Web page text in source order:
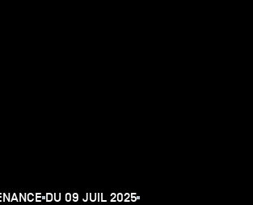
DU 09 JUIL 2025